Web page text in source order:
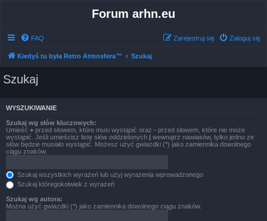
Forum arhn.eu
FAQ Zaloguj się
Zarejestruj się
Kiedyś tu była Retro Atmosfera™ Szukaj
Szukaj
WYSZUKIWANIE
Szukaj wg słów kluczowych:
Umieść + przed słowem, które musi wystąpić oraz - przed słowem, które nie może
wystąpić. Jeśli umieścisz listę słów oddzielonych | wewnątrz nawiasów, tylko jedno ze
słów będzie musiało wystąpić. Możesz użyć gwiazdki (*) jako zamiennika dowolnego
ciągu znaków.
Szukaj wszystkich wyrażeń lub użyj wyrażenia wprowadzonego
Szukaj któregokolwiek z wyrażeń
Szukaj wg autora:
Można użyć gwiazdki (*) jako zamiennika dowolnego ciągu znaków.